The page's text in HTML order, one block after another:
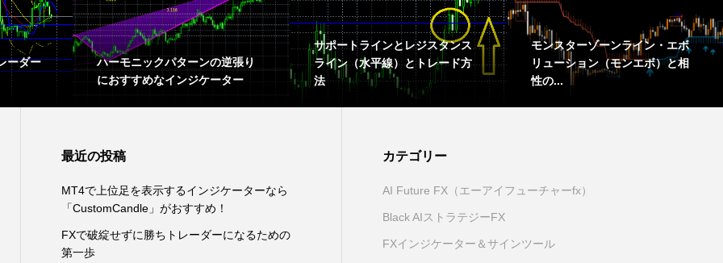
ーダー
ハーモニックパターンの逆張り
におすすめなインジケーター
サポートラインとレジスタンス
ライン（水平線）とトレード方
法
モンスターゾーンライン・エボ
リューション（モンエボ）と相
性の...
最近の投稿
MT4で上位足を表示するインジケーターなら
「CustomCandle」がおすすめ！
FXで破綻せずに勝ちトレーダーになるための
第一歩
カテゴリー
AI Future FX（エーアイフューチャーfx）
Black AIストラテジーFX
FXインジケーター＆サインツール